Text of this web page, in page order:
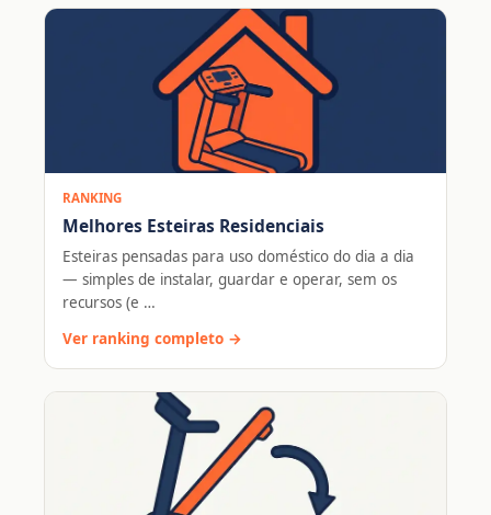
RANKING
Melhores Esteiras Residenciais
Esteiras pensadas para uso doméstico do dia a dia
— simples de instalar, guardar e operar, sem os
recursos (e …
Ver ranking completo →